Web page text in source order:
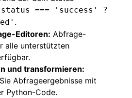
status === 'success' ?
.
Editoren: Abfrage-
alle unterstützten
und transformieren:
Abfrageergebnisse mit
Python-Code.